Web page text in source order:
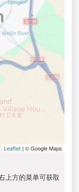
Leaflet | © Google Maps
上方的菜单可获取